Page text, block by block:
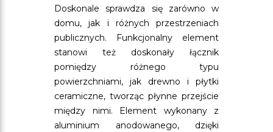
Doskonale sprawdza się zarówno w
domu, jak i różnych przestrzeniach
publicznych. Funkcjonalny element
stanowi też doskonały łącznik
pomiędzy różnego typu
powierzchniami, jak drewno i płytki
ceramiczne, tworząc płynne przejście
między nimi. Element wykonany z
aluminium anodowanego, dzięki